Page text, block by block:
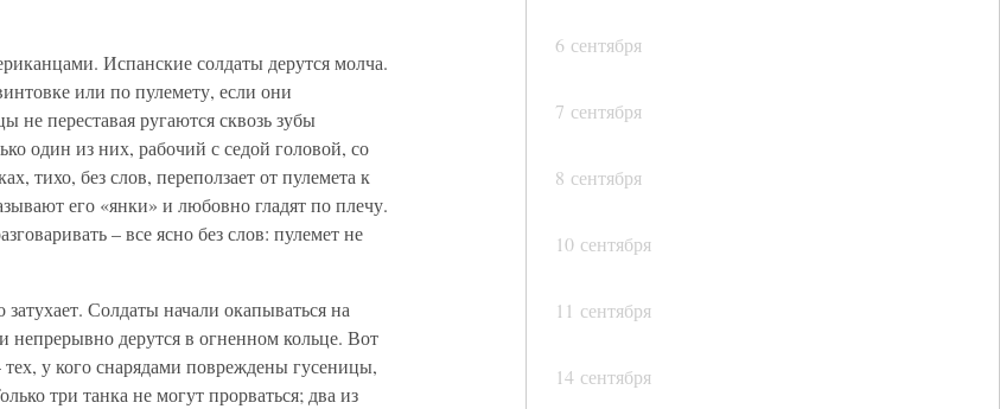
6 сентября
7 сентября
8 сентября
10 сентября
11 сентября
14 сентября
Испанские солдаты дерутся молча.
или по пулемету, если они
переставая ругаются сквозь зубы
один из них, рабочий с седой головой, со
тихо, без слов, переползает от пулемета к
его «янки» и любовно гладят по плечу.
– все ясно без слов: пулемет не
Солдаты начали окапываться на
непрерывно дерутся в огненном кольце. Вот
у кого снарядами повреждены гусеницы,
три танка не могут прорваться; два из